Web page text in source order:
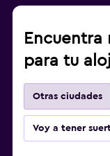
para tu
Otras ciudades
Voy a tener